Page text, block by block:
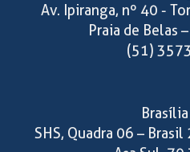
Av. Ipiranga, nº 40 -
Praia de Belas
(51)
SHS, Quadra 06 –